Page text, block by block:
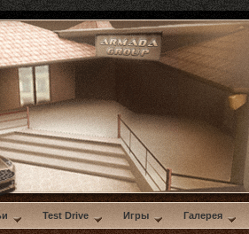
Test Drive Игры Галерея